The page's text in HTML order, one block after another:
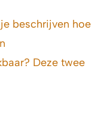
beschrijven hoe
Deze twee